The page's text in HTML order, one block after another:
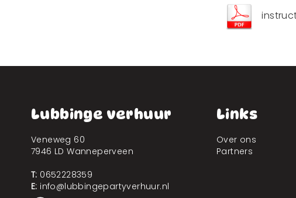
Lubbinge verhuur
Veneweg 60
7946 LD Wanneperveen
T: 0652228359
E: info@lubbingepartyverhuur.nl
Links
Over ons
Partners